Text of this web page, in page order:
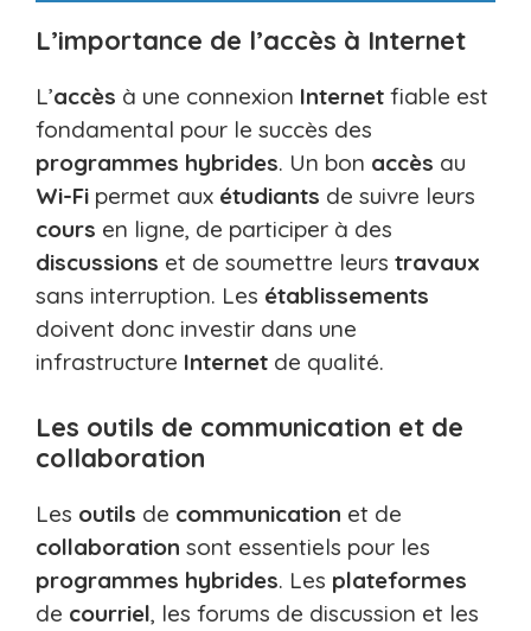
L’importance de l’accès à Internet
L’accès à une connexion Internet fiable est
fondamental pour le succès des
programmes hybrides. Un bon accès au
Wi-Fi permet aux étudiants de suivre leurs
cours en ligne, de participer à des
discussions et de soumettre leurs travaux
sans interruption. Les établissements
doivent donc investir dans une
infrastructure Internet de qualité.
Les outils de communication et de
collaboration
Les outils de communication et de
collaboration sont essentiels pour les
programmes hybrides. Les plateformes
de courriel, les forums de discussion et les